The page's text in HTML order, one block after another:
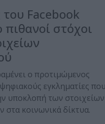
Facebook
πιθανοί στόχοι
ο προτιμώμενος
εγκληματίες που
υποκλοπή των στοιχείων
στα κοινωνικά δίκτυα.